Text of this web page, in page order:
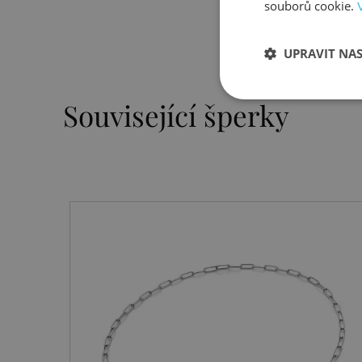
Související šperky
souborů cookie.
UPRAVIT